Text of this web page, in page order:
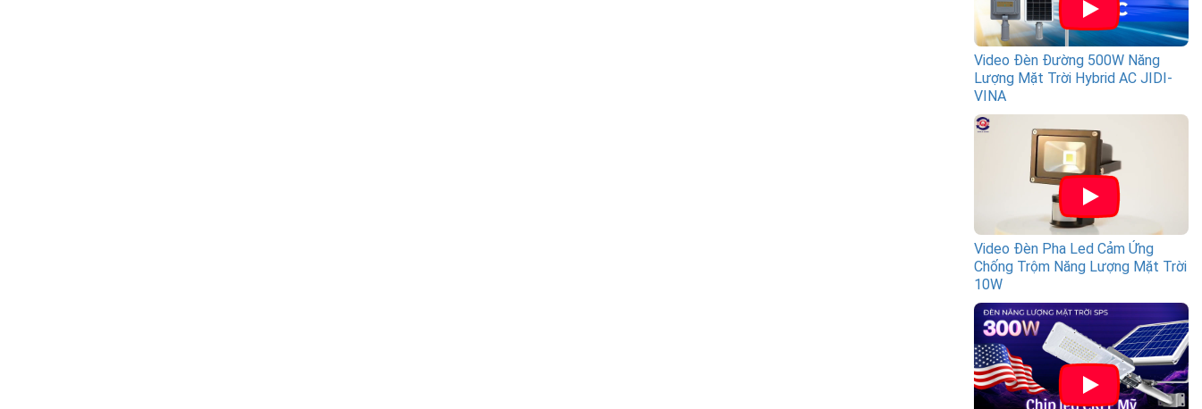
Video Đèn Đường 500W Năng
Lượng Mặt Trời Hybrid AC JIDI-
VINA
Video Đèn Pha Led Cảm Ứng
Chống Trộm Năng Lượng Mặt Trời
10W